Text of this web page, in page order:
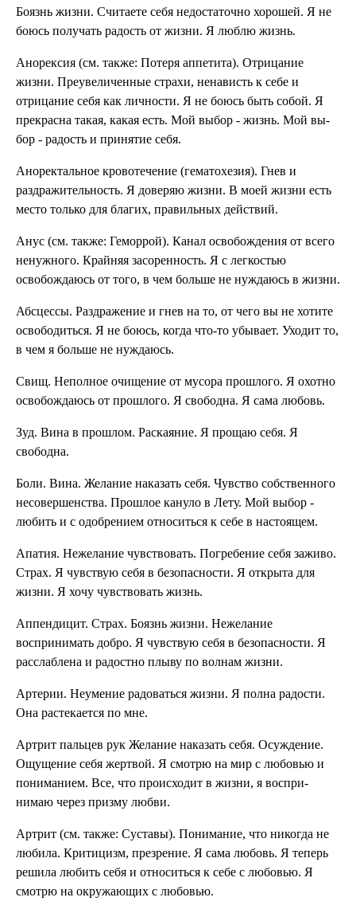
Боязнь жиз­ни. Считаете себя недоста­точно хорошей. Я не
боюсь получать радость от жизни. Я люблю жизнь.
Анорексия (см. так­же: Потеря аппетита). Отрицание
жизни. Преувели­ченные страхи, ненависть к се­бе и
отрицание себя как лич­ности. Я не боюсь быть собой. Я
пре­красна такая, какая есть. Мой выбор - жизнь. Мой вы­
бор - радость и принятие себя.
Аноректальное кровотечение (гематохезия). Гнев и
раздражительность. Я доверяю жизни. В моей жизни есть
место только для благих, правильных действий.
Анус (см. также: Ге­моррой). Канал освобождения от все­го
ненужного. Крайняя засо­ренность. Я с легкостью
освобожда­юсь от того, в чем больше не нуждаюсь в жизни.
Абсцессы. Раздражение и гнев на то, от чего вы не хотите
освобо­диться. Я не боюсь, когда что-то убывает. Уходит то,
в чем я больше не нуждаюсь.
Свищ. Неполное очищение от мусо­ра прошлого. Я охотно
освобождаюсь от прошлого. Я свободна. Я сама любовь.
Зуд. Вина в прошлом. Раскаяние. Я прощаю себя. Я
свободна.
Боли. Вина. Желание наказать се­бя. Чувство собственного
не­совершенства. Прошлое кануло в Лету. Мой выбор -
любить и с одобре­нием относиться к себе в на­стоящем.
Апатия. Нежелание чувствовать. По­гребение себя заживо.
Страх. Я чувствую себя в безопас­ности. Я открыта для
жизни. Я хочу чувствовать жизнь.
Аппендицит. Страх. Боязнь жизни. Неже­лание
воспринимать добро. Я чувствую себя в безопас­ности. Я
расслаблена и радост­но плыву по волнам жизни.
Артерии. Неумение радоваться жизни. Я полна радости.
Она рас­текается по мне.
Артрит пальцев рук Желание наказать себя. Осуждение.
Ощущение себя жертвой. Я смотрю на мир с любовью и
пониманием. Все, что про­исходит в жизни, я воспри­
нимаю через призму любви.
Артрит (см. также: Суставы). Понимание, что никогда не
любила. Критицизм, презре­ние. Я сама любовь. Я теперь
ре­шила любить себя и относить­ся к себе с любовью. Я
смотрю на окружающих с любовью.